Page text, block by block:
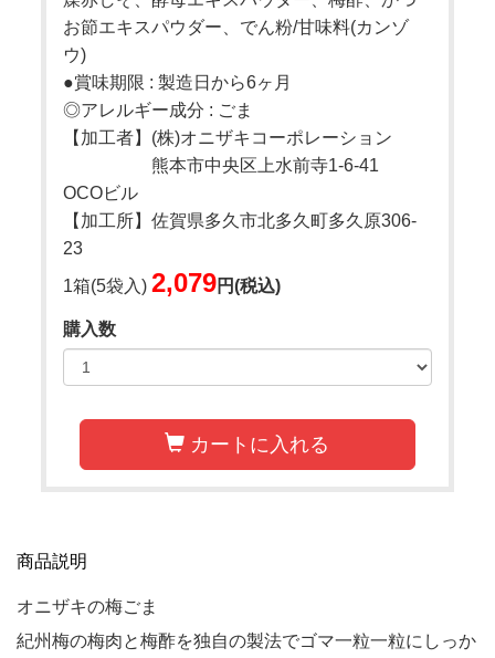
お節エキスパウダー、でん粉/甘味料(カンゾ
ウ)
●賞味期限 : 製造日から6ヶ月
◎アレルギー成分 : ごま
【加工者】(株)オニザキコーポレーション
熊本市中央区上水前寺1-6-41
OCOビル
【加工所】佐賀県多久市北多久町多久原306-
23
1箱(5袋入)2,079円(税込)
購入数
カートに入れる
商品説明
オニザキの梅ごま
紀州梅の梅肉と梅酢を独自の製法でゴマ一粒一粒にしっか